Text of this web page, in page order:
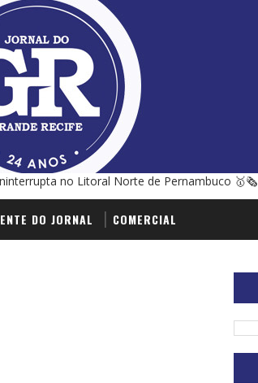
no Litoral Norte de Pernambuco 🥇🗞
DO JORNAL COMERCIAL